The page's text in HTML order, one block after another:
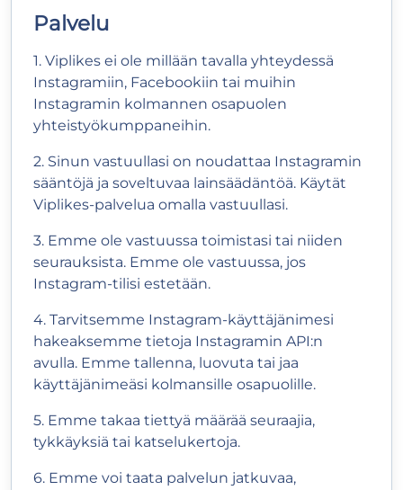
Palvelu
1. Viplikes ei ole millään tavalla yhteydessä
Instagramiin, Facebookiin tai muihin
Instagramin kolmannen osapuolen
yhteistyökumppaneihin.
2. Sinun vastuullasi on noudattaa Instagramin
sääntöjä ja soveltuvaa lainsäädäntöä. Käytät
Viplikes-palvelua omalla vastuullasi.
3. Emme ole vastuussa toimistasi tai niiden
seurauksista. Emme ole vastuussa, jos
Instagram-tilisi estetään.
4. Tarvitsemme Instagram-käyttäjänimesi
hakeaksemme tietoja Instagramin API:n
avulla. Emme tallenna, luovuta tai jaa
käyttäjänimeäsi kolmansille osapuolille.
5. Emme takaa tiettyä määrää seuraajia,
tykkäyksiä tai katselukertoja.
6. Emme voi taata palvelun jatkuvaa,